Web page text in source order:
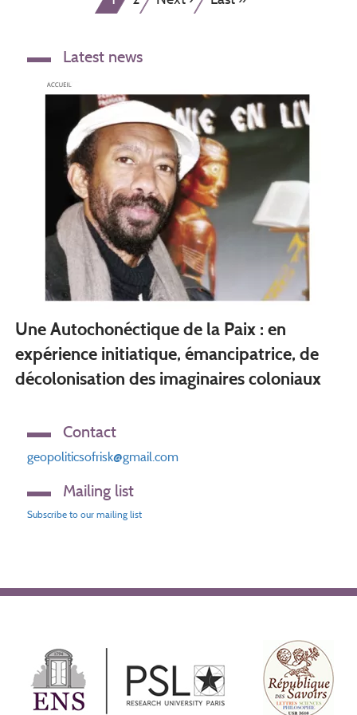
page
Latest news
Une Autochonéctique de la Paix : en
expérience initiatique, émancipatrice, de
décolonisation des imaginaires coloniaux
Contact
geopoliticsofrisk@gmail.com
Mailing list
Subscribe to our mailing list